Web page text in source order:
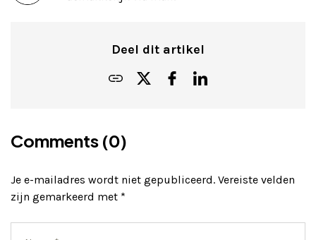
Deel dit artikel
Comments (0)
Je e-mailadres wordt niet gepubliceerd. Vereiste velden
zijn gemarkeerd met *